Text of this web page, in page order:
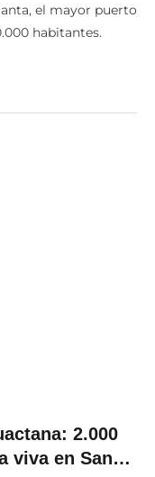
el mayor puerto
habitantes.
2.000
viva en San